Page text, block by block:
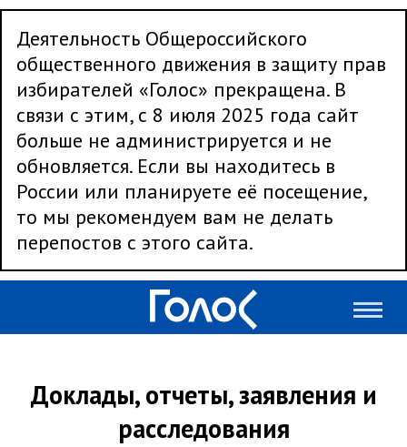
Деятельность Общероссийского
общественного движения в защиту прав
избирателей «Голос» прекращена. В
связи с этим, с 8 июля 2025 года сайт
больше не администрируется и не
обновляется. Если вы находитесь в
России или планируете её посещение,
то мы рекомендуем вам не делать
перепостов с этого сайта.
Доклады, отчеты, заявления и
расследования